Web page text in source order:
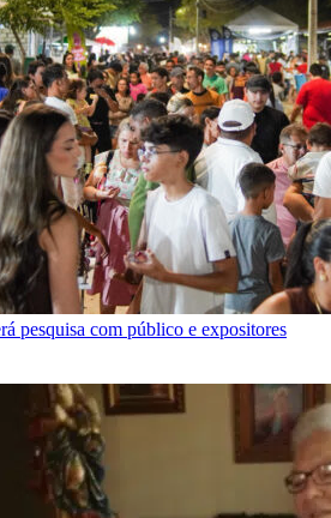
pesquisa com público e expositores